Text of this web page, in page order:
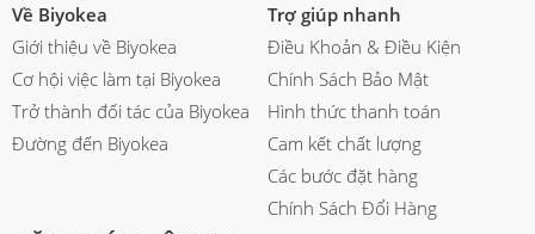
Về Biyokea
Giới thiệu về Biyokea
Cơ hội việc làm tại Biyokea
Trở thành đối tác của Biyokea
Đường đến Biyokea
Trợ giúp nhanh
Điều Khoản & Điều Kiện
Chính Sách Bảo Mật
Hình thức thanh toán
Cam kết chất lượng
Các bước đặt hàng
Chính Sách Đổi Hàng